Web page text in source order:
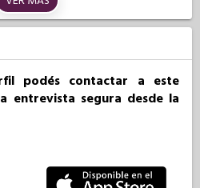
podés contactar a este
entrevista segura desde la